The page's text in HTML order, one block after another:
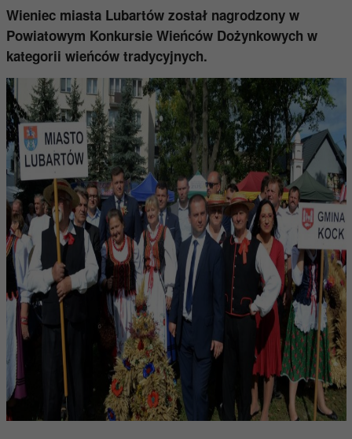
Wieniec miasta Lubartów został nagrodzony w
Powiatowym Konkursie Wieńców Dożynkowych w
kategorii wieńców tradycyjnych.